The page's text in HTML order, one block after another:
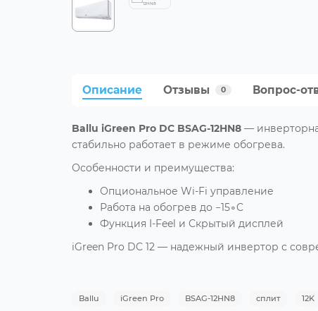
Описание Отзывы 0 Вопрос-
Ballu iGreen Pro DC BSAG-12HN8 —
стабильно работает в режиме обогрева.
Особенности и преимущества:
Опциональное Wi-Fi управление
Работа на обогрев до −15∘C
Функция I-Feel и Скрытый дисплей
iGreen Pro DC 12 — надежный инвертор с
Ballu iGreen Pro BSAG-12HN8 сплит 12K